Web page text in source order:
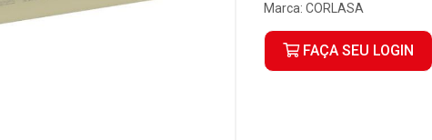
Marca: CORLASA
FAÇA SEU LOGIN